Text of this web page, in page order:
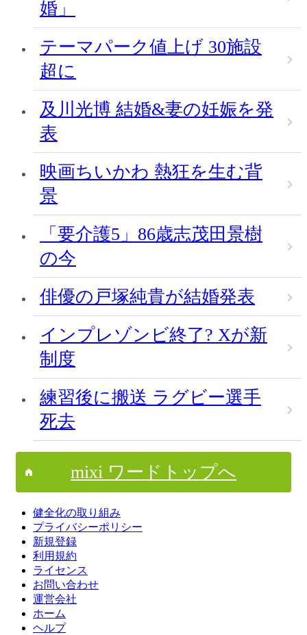
婚」
テーマパーク値上げ 30施設
超に
及川光博 結婚&妻の妊娠を発
表
映画ちいかわ 熱狂を生む背
景
「要介護5」86歳志茂田景樹
の今
俳優の戸塚純貴が結婚発表
インプレゾンビ終了? Xが新
制度
練習後に搬送 ラグビー選手
死去
mixi ワードトップへ
健全化の取り組み
プライバシーポリシー
新規登録
利用規約
ライセンス
お問い合わせ
運営会社
ホーム
ヘルプ